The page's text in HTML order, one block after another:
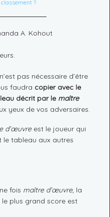
?
A. Kohout
pas nécessaire d’être
faudra copier avec le
décrit par le maître
yeux de vos adversaires.
d’œuvreest le joueur qui
le tableau aux autres
fois maître d’œuvre, la
le plus grand score est